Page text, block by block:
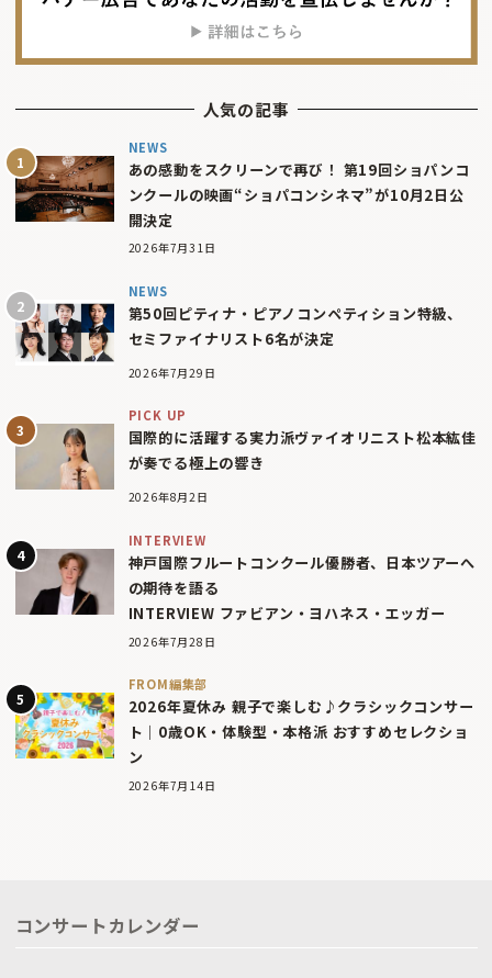
人気の記事
NEWS
あの感動をスクリーンで再び！ 第19回ショパンコ
ンクールの映画“ショパコンシネマ”が10月2日公
開決定
2026年7月31日
NEWS
第50回ピティナ・ピアノコンペティション特級、
セミファイナリスト6名が決定
2026年7月29日
PICK UP
国際的に活躍する実力派ヴァイオリニスト松本紘佳
が奏でる極上の響き
2026年8月2日
INTERVIEW
神戸国際フルートコンクール優勝者、日本ツアーへ
の期待を語る
INTERVIEW ファビアン・ヨハネス・エッガー
2026年7月28日
FROM編集部
2026年夏休み 親子で楽しむ♪クラシックコンサー
ト｜0歳OK・体験型・本格派 おすすめセレクショ
ン
2026年7月14日
コンサートカレンダー